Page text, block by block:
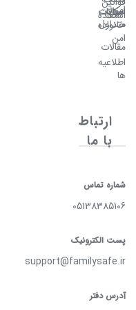
اصلی
امکانات
خانواده
امن
مقالات
اطلاعیه
ها
امن
استفاده
سوالات
متداول
ارتباط
با ما
شماره تماس
05138385106
پست الکترونیک
support@familysafe.ir
آدرس دفتر